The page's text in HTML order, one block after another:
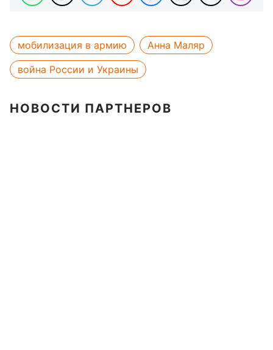
мобилизация в армию
Анна Маляр
война России и Украины
НОВОСТИ ПАРТНЕРОВ